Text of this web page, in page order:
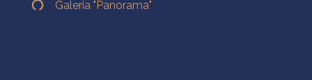
Galeria "Panorama"